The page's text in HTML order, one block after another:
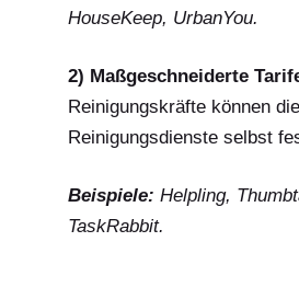
HouseKeep, UrbanYou.
2) Maßgeschneiderte
Reinigungskräfte können
Reinigungsdienste selbst
Beispiele: Helpling,
TaskRabbit.